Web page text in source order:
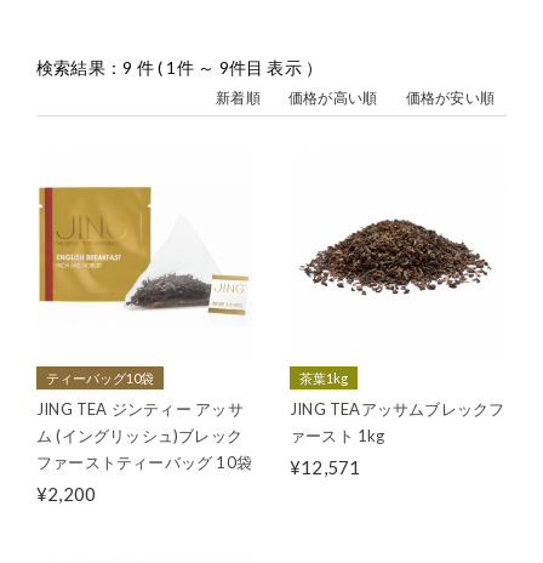
検索結果：9 件 ( 1件 ～ 9件目 表示 ）
新着順 価格が高い順 価格が安い順
ティーバッグ10袋
JING TEA ジンティー アッサ
ム (イングリッシュ)ブレック
ファーストティーバッグ 10袋
¥2,200
茶葉1kg
JING TEAアッサムブレックフ
ァースト 1kg
¥12,571